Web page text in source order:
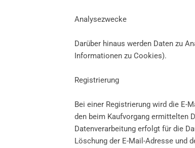
Analysezwecke
Darüber hinaus werden Daten zu
Informationen zu Cookies).
Registrierung
Bei einer Registrierung wird die E-
den beim Kaufvorgang ermittelten
Datenverarbeitung erfolgt für die
Löschung der E-Mail-Adresse und